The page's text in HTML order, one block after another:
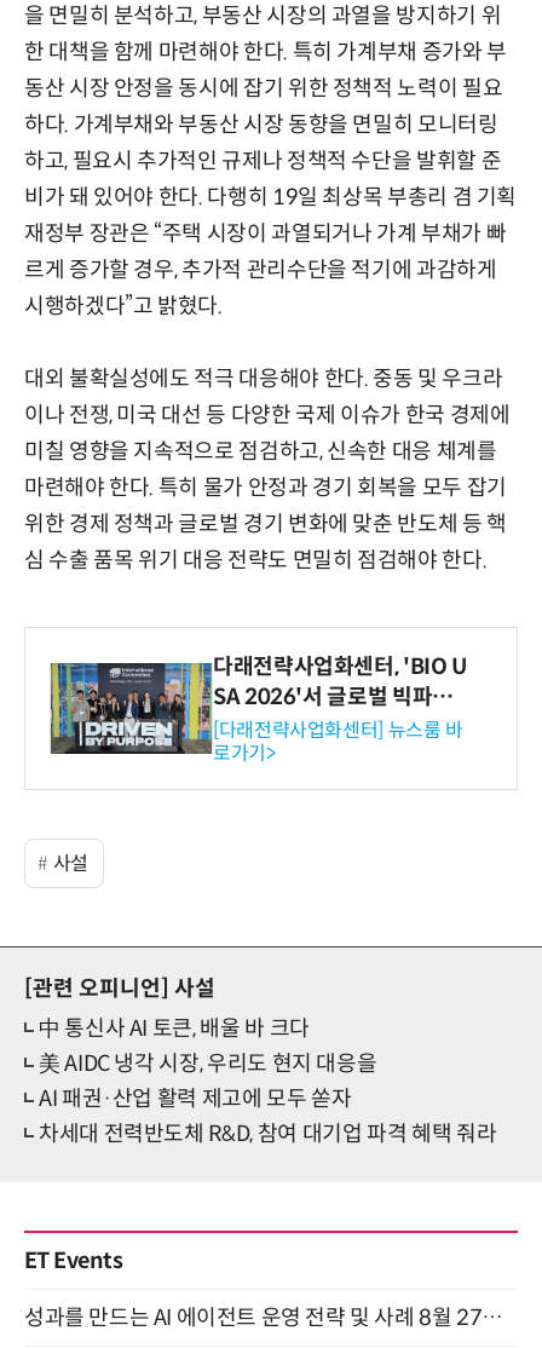
을 면밀히 분석하고, 부동산 시장의 과열을 방지하기 위
한 대책을 함께 마련해야 한다. 특히 가계부채 증가와 부
동산 시장 안정을 동시에 잡기 위한 정책적 노력이 필요
하다. 가계부채와 부동산 시장 동향을 면밀히 모니터링
하고, 필요시 추가적인 규제나 정책적 수단을 발휘할 준
비가 돼 있어야 한다. 다행히 19일 최상목 부총리 겸 기획
재정부 장관은 “주택 시장이 과열되거나 가계 부채가 빠
르게 증가할 경우, 추가적 관리수단을 적기에 과감하게
시행하겠다”고 밝혔다.
대외 불확실성에도 적극 대응해야 한다. 중동 및 우크라
이나 전쟁, 미국 대선 등 다양한 국제 이슈가 한국 경제에
미칠 영향을 지속적으로 점검하고, 신속한 대응 체계를
마련해야 한다. 특히 물가 안정과 경기 회복을 모두 잡기
위한 경제 정책과 글로벌 경기 변화에 맞춘 반도체 등 핵
심 수출 품목 위기 대응 전략도 면밀히 점검해야 한다.
다래전략사업화센터, 'BIO U
SA 2026'서 글로벌 빅파마
와의 비즈니스 미팅 지원…K
-바이오 해외 진출 교두보 확
보
[다래전략사업화센터] 뉴스룸 바
로가기>
사설
[관련 오피니언] 사설
中 통신사 AI 토큰, 배울 바 크다
美 AIDC 냉각 시장, 우리도 현지 대응을
AI 패권·산업 활력 제고에 모두 쏟자
차세대 전력반도체 R&D, 참여 대기업 파격 혜택 줘라
ET Events
성과를 만드는 AI 에이전트 운영 전략 및 사례 8월 27일 개최